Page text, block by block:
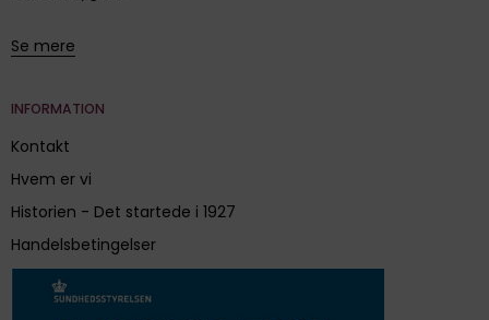
Se mere
INFORMATION
Kontakt
Hvem er vi
Historien - Det startede i 1927
Handelsbetingelser